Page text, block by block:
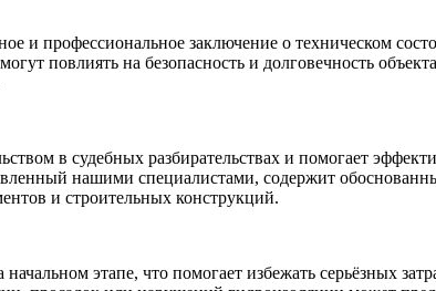
и профессиональное заключение о техническом
повлиять на безопасность и долговечность
в судебных разбирательствах и помогает
нашими специалистами, содержит
и строительных конструкций.
этапе, что помогает избежать серьёзных